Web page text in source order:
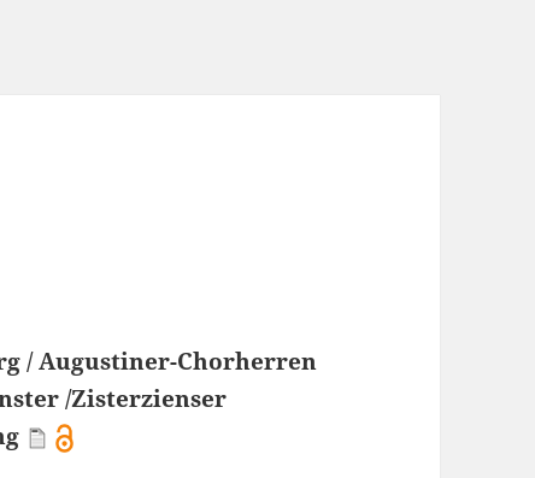
/ Augustiner-Chorherren
/Zisterzienser